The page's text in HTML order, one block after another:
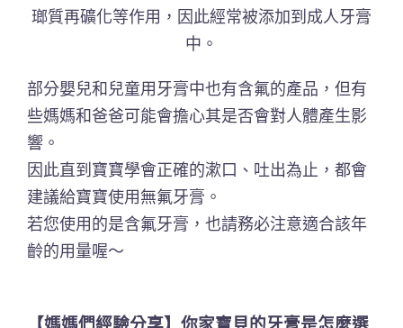
瑯質再礦化等作用，因此經常被添加到成人牙膏
中。
部分嬰兒和兒童用牙膏中也有含氟的產品，但有
些媽媽和爸爸可能會擔心其是否會對人體產生影
響。
因此直到寶寶學會正確的漱口、吐出為止，都會
建議給寶寶使用無氟牙膏。
若您使用的是含氟牙膏，也請務必注意適合該年
齡的用量喔～
【媽媽們經驗分享】你家寶貝的牙膏是怎麼選